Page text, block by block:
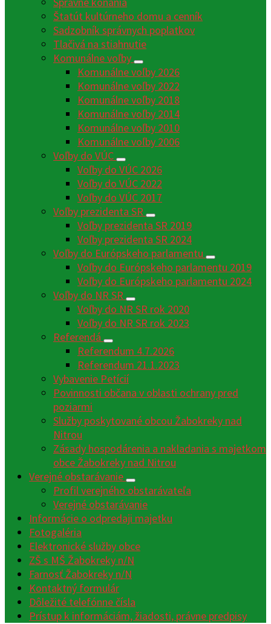
Štatút kultúrneho domu a cenník
Sadzobník správnych poplatkov
Tlačivá na stiahnutie
Komunálne voľby
Komunálne voľby 2026
Komunálne voľby 2022
Komunálne voľby 2018
Komunálne voľby 2014
Komunálne voľby 2010
Komunálne voľby 2006
Voľby do VÚC
Voľby do VÚC 2026
Voľby do VÚC 2022
Voľby do VÚC 2017
Voľby prezidenta SR
Voľby prezidenta SR 2019
Voľby prezidenta SR 2024
Voľby do Európskeho parlamentu
Voľby do Európskeho parlamentu 2019
Voľby do Európskeho parlamentu 2024
Voľby do NR SR
Voľby do NR SR rok 2020
Voľby do NR SR rok 2023
Referendá
Referendum 4.7.2026
Referendum 21.1.2023
Vybavenie Petícií
Povinnosti občana v oblasti ochrany pred
poziarmi
Služby poskytované obcou Žabokreky nad
Nitrou
Zásady hospodárenia a nakladania s majetkom
obce Žabokreky nad Nitrou
Verejné obstarávanie
Profil verejného obstarávateľa
Verejné obstarávanie
Informácie o odpredaji majetku
Fotogaléria
Elektronické služby obce
ZŠ s MŠ Žabokreky n/N
Farnosť Žabokreky n/N
Kontaktný formulár
Dôležité telefónne čísla
Prístup k informáciám, žiadosti, právne predpisy